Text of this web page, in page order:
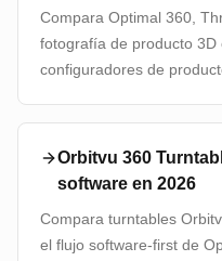
Compara Optimal 360,
fotografía de producto 3D
configuradores de
Orbitvu 360
software en 2026
Compara turntables
el flujo software-first de